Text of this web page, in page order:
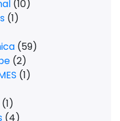
(10)
(1)
(59)
(2)
(1)
(1)
(4)